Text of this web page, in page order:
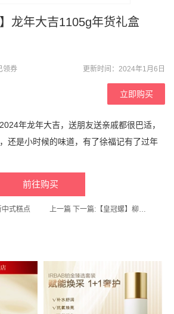
龙年大吉1105g年货礼盒
领券 更新时间：2024年1月6日
立即购买
年龙年大吉，送朋友送亲戚都很巴适，
还是小时候的味道，有了徐福记有了过年
前往购买
中式糕点 上一篇 下一篇: 【皇冠螺】柳州螺蛳粉330g*3包